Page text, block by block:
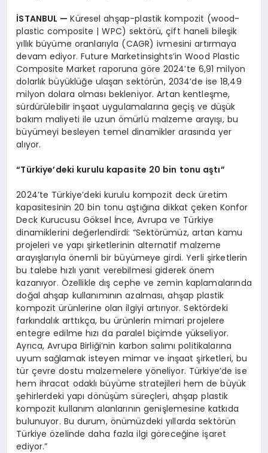
İSTANBUL —Küresel ahşap-plastik kompozit (wood-
plastic composite | WPC) sektörü, çift haneli bileşik
yıllık büyüme oranlarıyla (CAGR) ivmesini artırmaya
devam ediyor. Future Marketinsights’in Wood Plastic
Composite Market raporuna göre 2024’te 6,91 milyon
dolarlık büyüklüğe ulaşan sektörün, 2034’de ise 18,49
milyon dolara olması bekleniyor. Artan kentleşme,
sürdürülebilir inşaat uygulamalarına geçiş ve düşük
bakım maliyeti ile uzun ömürlü malzeme arayışı, bu
büyümeyi besleyen temel dinamikler arasında yer
alıyor.
“Türkiye’deki kurulu kapasite 20 bin tonu aştı”
2024’te Türkiye’deki kurulu kompozit deck üretim
kapasitesinin 20 bin tonu aştığına dikkat çeken Konfor
Deck Kurucusu Göksel İnce, Avrupa ve Türkiye
dinamiklerini değerlendirdi: “Sektörümüz, artan kamu
projeleri ve yapı şirketlerinin alternatif malzeme
arayışlarıyla önemli bir büyümeye girdi. Yerli şirketlerin
bu talebe hızlı yanıt verebilmesi giderek önem
kazanıyor. Özellikle dış cephe ve zemin kaplamalarında
doğal ahşap kullanımının azalması, ahşap plastik
kompozit ürünlerine olan ilgiyi artırıyor. Sektördeki
farkındalık arttıkça, bu ürünlerin mimari projelere
entegre edilme hızı da paralel biçimde yükseliyor.
Ayrıca, Avrupa Birliği’nin karbon salımı politikalarına
uyum sağlamak isteyen mimar ve inşaat şirketleri, bu
tür çevre dostu malzemelere yöneliyor. Türkiye’de ise
hem ihracat odaklı büyüme stratejileri hem de büyük
şehirlerdeki yapı dönüşüm süreçleri, ahşap plastik
kompozit kullanım alanlarının genişlemesine katkıda
bulunuyor. Bu durum, önümüzdeki yıllarda sektörün
Türkiye özelinde daha fazla ilgi göreceğine işaret
ediyor.”